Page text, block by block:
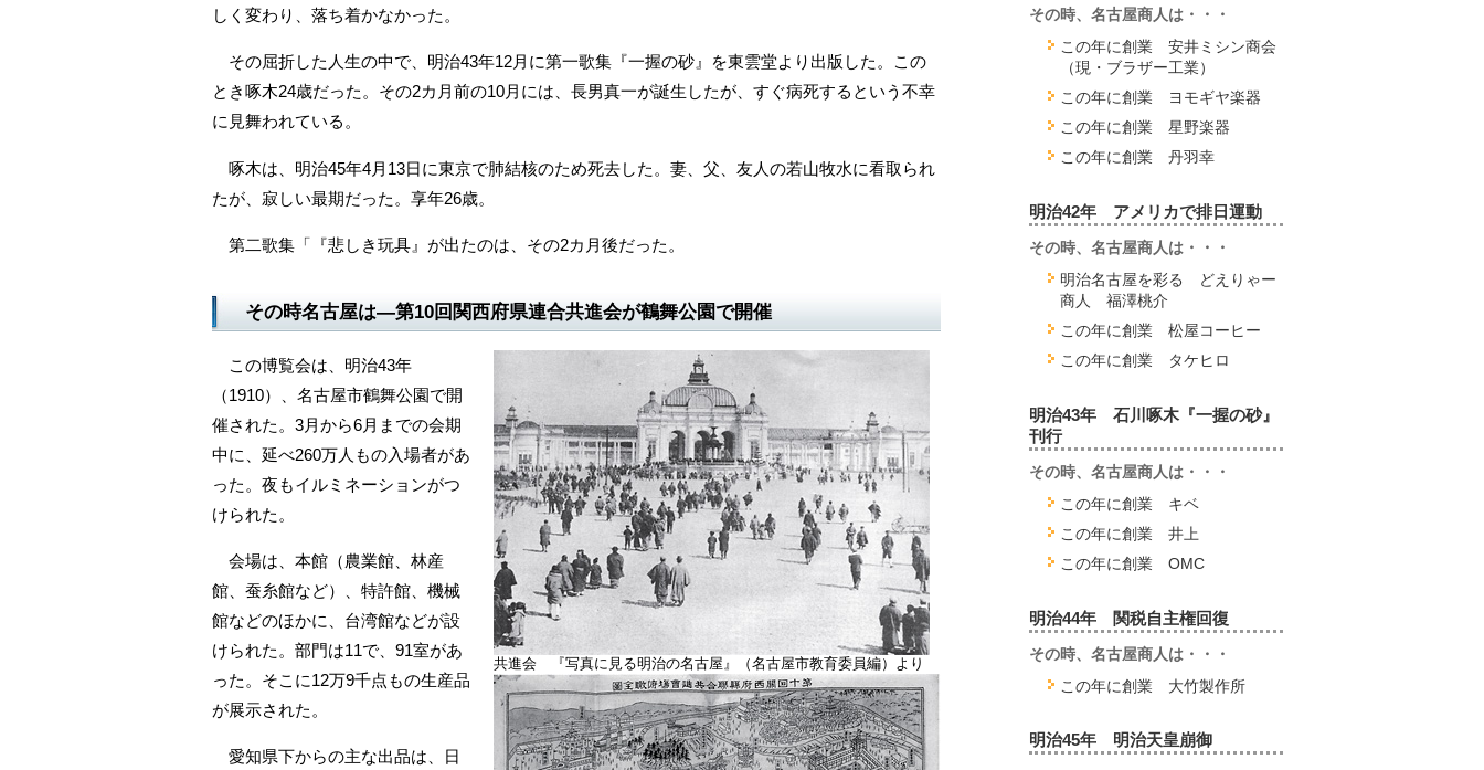
しく変わり、落ち着かなかった。
その屈折した人生の中で、明治43年12月に第一歌集『一握の砂』を東雲堂より出版した。この
とき啄木24歳だった。その2カ月前の10月には、長男真一が誕生したが、すぐ病死するという不幸
に見舞われている。
啄木は、明治45年4月13日に東京で肺結核のため死去した。妻、父、友人の若山牧水に看取られ
たが、寂しい最期だった。享年26歳。
第二歌集「『悲しき玩具』が出たのは、その2カ月後だった。
その時名古屋は―第10回関西府県連合共進会が鶴舞公園で開催
共進会 『写真に見る明治の名古屋』（名古屋市教育委員編）より
この博覧会は、明治43年
（1910）、名古屋市鶴舞公園で開
催された。3月から6月までの会期
中に、延べ260万人もの入場者があ
った。夜もイルミネーションがつ
けられた。
会場は、本館（農業館、林産
館、蚕糸館など）、特許館、機械
館などのほかに、台湾館などが設
けられた。部門は11で、91室があ
った。そこに12万9千点もの生産品
が展示された。
愛知県下からの主な出品は、日
その時、名古屋商人は・・・
この年に創業 安井ミシン商会
（現・ブラザー工業）
この年に創業 ヨモギヤ楽器
この年に創業 星野楽器
この年に創業 丹羽幸
明治42年 アメリカで排日運動
その時、名古屋商人は・・・
明治名古屋を彩る どえりゃー
商人 福澤桃介
この年に創業 松屋コーヒー
この年に創業 タケヒロ
明治43年 石川啄木『一握の砂』
刊行
その時、名古屋商人は・・・
この年に創業 キベ
この年に創業 井上
この年に創業 OMC
明治44年 関税自主権回復
その時、名古屋商人は・・・
この年に創業 大竹製作所
明治45年 明治天皇崩御